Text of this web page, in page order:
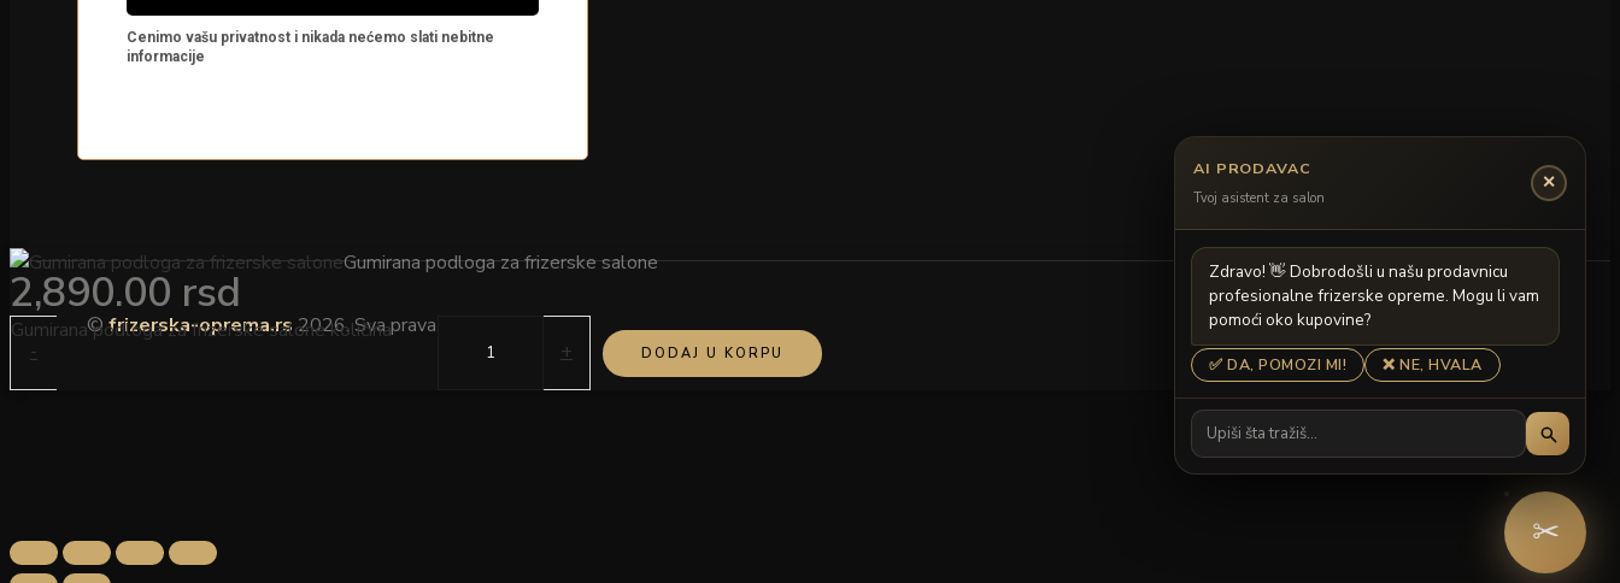
©frizerska-oprema.rs2026. Sva prava zadržana.
Gumirana podloga za frizerske salone
2,890.00 rsd
-
Gumirana podloga za frizerske salone količina
+
DODAJ U KORPU
✂
AI PRODAVAC
Tvoj asistent za salon
✕
Zdravo! Dobrodošli u našu prodavnicu
profesionalne frizerske opreme. Mogu li vam
pomoći oko kupovine?
✅ DA, POMOZI MI! ❌ NE, HVALA